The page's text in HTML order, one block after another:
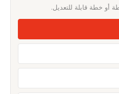
أو خطة قابلة للتعديل.